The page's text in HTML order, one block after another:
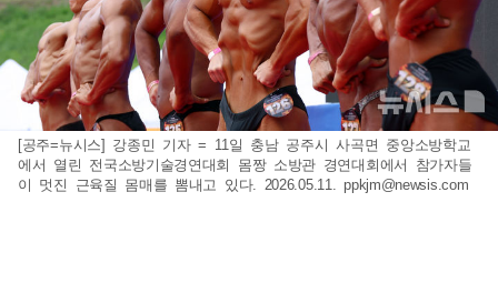
[공주=뉴시스] 강종민 기자 = 11일 충남 공주시 사곡면 중앙소방학교
에서 열린 전국소방기술경연대회 몸짱 소방관 경연대회에서 참가자들
이 멋진 근육질 몸매를 뽐내고 있다. 2026.05.11.ppkjm@newsis.com